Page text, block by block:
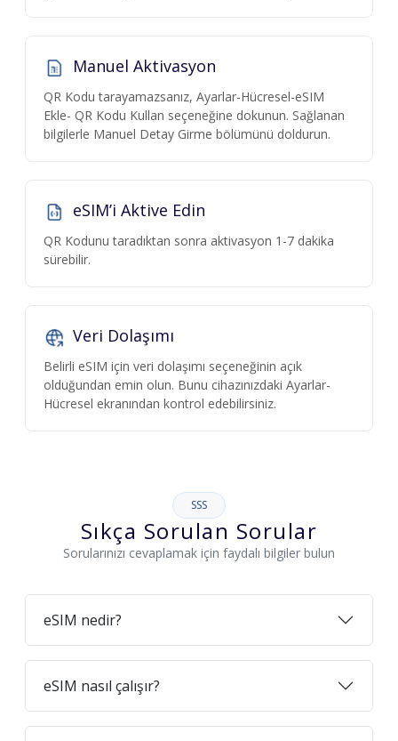
Manuel Aktivasyon
QR Kodu tarayamazsanız, Ayarlar-Hücresel-eSIM
Ekle- QR Kodu Kullan seçeneğine dokunun. Sağlanan
bilgilerle Manuel Detay Girme bölümünü doldurun.
eSIM’i Aktive Edin
QR Kodunu taradıktan sonra aktivasyon 1-7 dakika
sürebilir.
Veri Dolaşımı
Belirli eSIM için veri dolaşımı seçeneğinin açık
olduğundan emin olun. Bunu cihazınızdaki Ayarlar-
Hücresel ekranından kontrol edebilirsiniz.
SSS
Sıkça Sorulan Sorular
Sorularınızı cevaplamak için faydalı bilgiler bulun
eSIM nedir?
eSIM nasıl çalışır?